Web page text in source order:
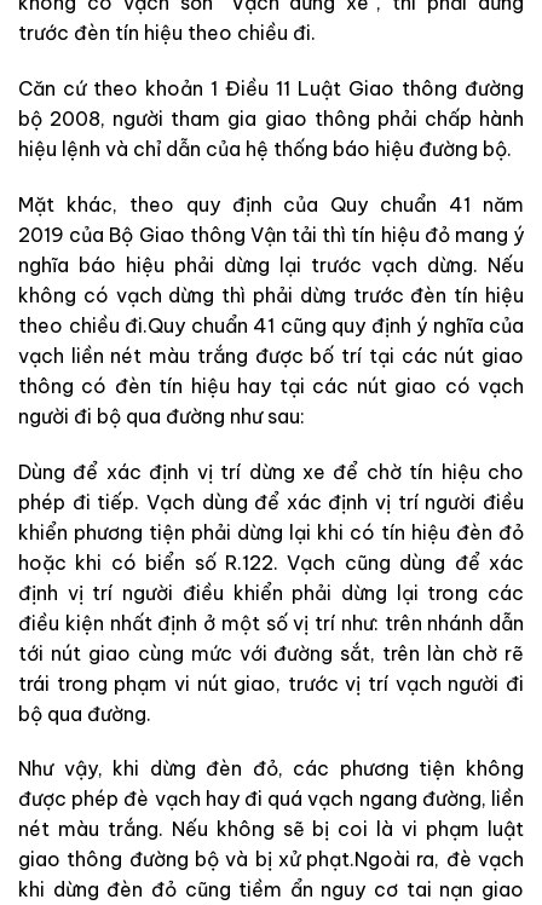
trước đèn tín hiệu theo chiều đi.
Căn cứ theo khoản 1 Điều 11 Luật Giao thông đường
bộ 2008, người tham gia giao thông phải chấp hành
hiệu lệnh và chỉ dẫn của hệ thống báo hiệu đường bộ.
Mặt khác, theo quy định của Quy chuẩn 41 năm
2019 của Bộ Giao thông Vận tải thì tín hiệu đỏ mang ý
nghĩa báo hiệu phải dừng lại trước vạch dừng. Nếu
không có vạch dừng thì phải dừng trước đèn tín hiệu
theo chiều đi.Quy chuẩn 41 cũng quy định ý nghĩa của
vạch liền nét màu trắng được bố trí tại các nút giao
thông có đèn tín hiệu hay tại các nút giao có vạch
người đi bộ qua đường như sau:
Dùng để xác định vị trí dừng xe để chờ tín hiệu cho
phép đi tiếp. Vạch dùng để xác định vị trí người điều
khiển phương tiện phải dừng lại khi có tín hiệu đèn đỏ
hoặc khi có biển số R.122. Vạch cũng dùng để xác
định vị trí người điều khiển phải dừng lại trong các
điều kiện nhất định ở một số vị trí như: trên nhánh dẫn
tới nút giao cùng mức với đường sắt, trên làn chờ rẽ
trái trong phạm vi nút giao, trước vị trí vạch người đi
bộ qua đường.
Như vậy, khi dừng đèn đỏ, các phương tiện không
được phép đè vạch hay đi quá vạch ngang đường, liền
nét màu trắng. Nếu không sẽ bị coi là vi phạm luật
giao thông đường bộ và bị xử phạt.Ngoài ra, đè vạch
khi dừng đèn đỏ cũng tiềm ẩn nguy cơ tai nạn giao